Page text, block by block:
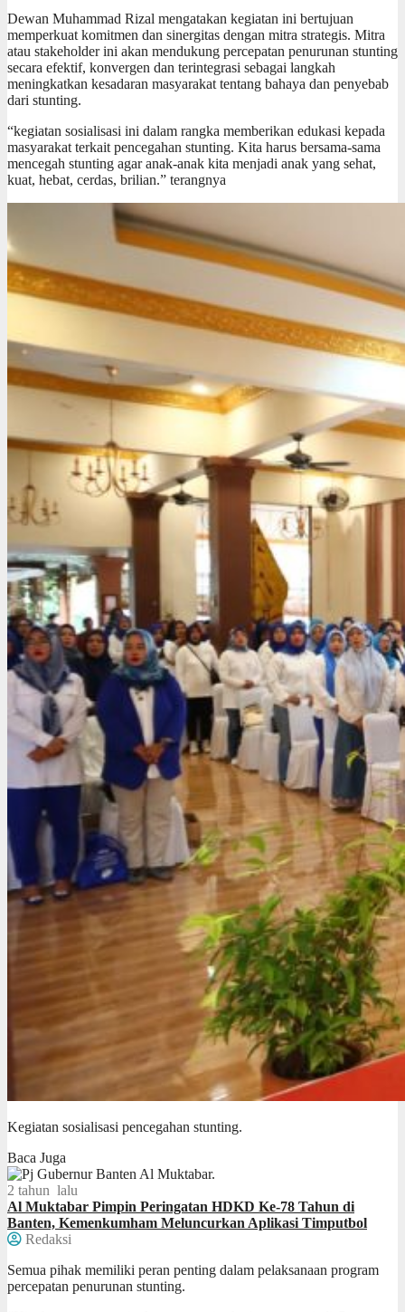
Dewan Muhammad Rizal mengatakan kegiatan ini bertujuan
memperkuat komitmen dan sinergitas dengan mitra strategis. Mitra
atau stakeholder ini akan mendukung percepatan penurunan stunting
secara efektif, konvergen dan terintegrasi sebagai langkah
meningkatkan kesadaran masyarakat tentang bahaya dan penyebab
dari stunting.
“kegiatan sosialisasi ini dalam rangka memberikan edukasi kepada
masyarakat terkait pencegahan stunting. Kita harus bersama-sama
mencegah stunting agar anak-anak kita menjadi anak yang sehat,
kuat, hebat, cerdas, brilian.” terangnya
Kegiatan sosialisasi pencegahan stunting.
Baca Juga
2 tahun lalu
Al Muktabar Pimpin Peringatan HDKD Ke-78 Tahun di
Banten, Kemenkumham Meluncurkan Aplikasi Timputbol
Redaksi
Semua pihak memiliki peran penting dalam pelaksanaan program
percepatan penurunan stunting.